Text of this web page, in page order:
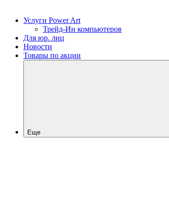
Услуги Power Art
Трейд-Ин компьютеров
Для юр. лиц
Новости
Товары по акции
Еще